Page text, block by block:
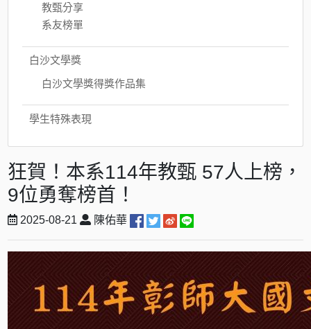
教甄分享
系友榜單
白沙文學獎
白沙文學獎得獎作品集
學生特殊表現
狂賀！本系114年教甄 57人上榜，
9位勇奪榜首！
2025-08-21 陳佑華